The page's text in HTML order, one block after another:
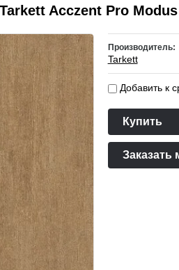
Acczent Pro Modus
Производитель:
Tarkett
Добавить к
Купить
Заказать